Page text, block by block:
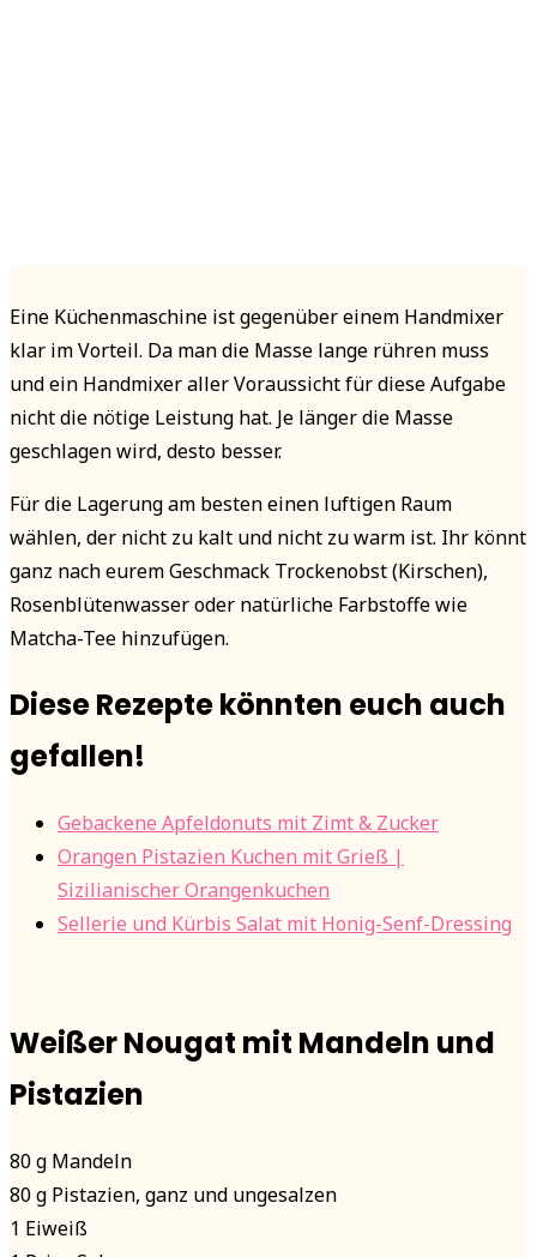
Eine Küchenmaschine ist gegenüber einem Handmixer
klar im Vorteil. Da man die Masse lange rühren muss
und ein Handmixer aller Voraussicht für diese Aufgabe
nicht die nötige Leistung hat. Je länger die Masse
geschlagen wird, desto besser.
Für die Lagerung am besten einen luftigen Raum
wählen, der nicht zu kalt und nicht zu warm ist. Ihr könnt
ganz nach eurem Geschmack Trockenobst (Kirschen),
Rosenblütenwasser oder natürliche Farbstoffe wie
Matcha-Tee hinzufügen.
Diese Rezepte könnten euch auch
gefallen!
Gebackene Apfeldonuts mit Zimt & Zucker
Orangen Pistazien Kuchen mit Grieß |
Sizilianischer Orangenkuchen
Sellerie und Kürbis Salat mit Honig-Senf-Dressing
Weißer Nougat mit Mandeln und
Pistazien
80 g Mandeln
80 g Pistazien, ganz und ungesalzen
1 Eiweiß